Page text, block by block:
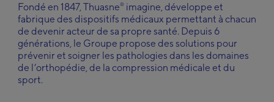
Español
Sweden
Svenska
Ukraine
український
United Kingdom
Fondé en 1847, Thuasne®imagine, développe et
fabrique des dispositifs médicaux permettant à chacun
de devenir acteur de sa propre santé. Depuis 6
générations, le Groupe propose des solutions pour
prévenir et soigner les pathologies dans les domaines
de l’orthopédie, de la compression médicale et du
sport.